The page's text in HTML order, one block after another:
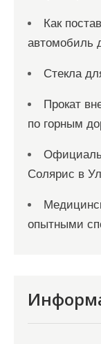
Как
автомобиль
Стекла
Прокат
по горным
Солярис в
опытными